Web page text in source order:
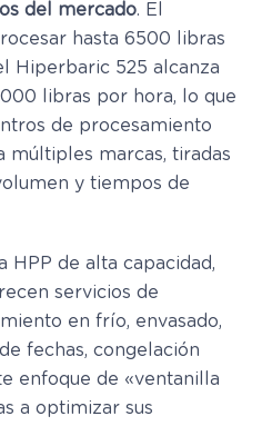
del mercado. El
hasta 6500 libras
Hiperbaric 525 alcanza
libras por hora, lo que
de procesamiento
múltiples marcas, tiradas
y tiempos de
HPP de alta capacidad,
servicios de
en frío, envasado,
fechas, congelación
enfoque de «ventanilla
a optimizar sus